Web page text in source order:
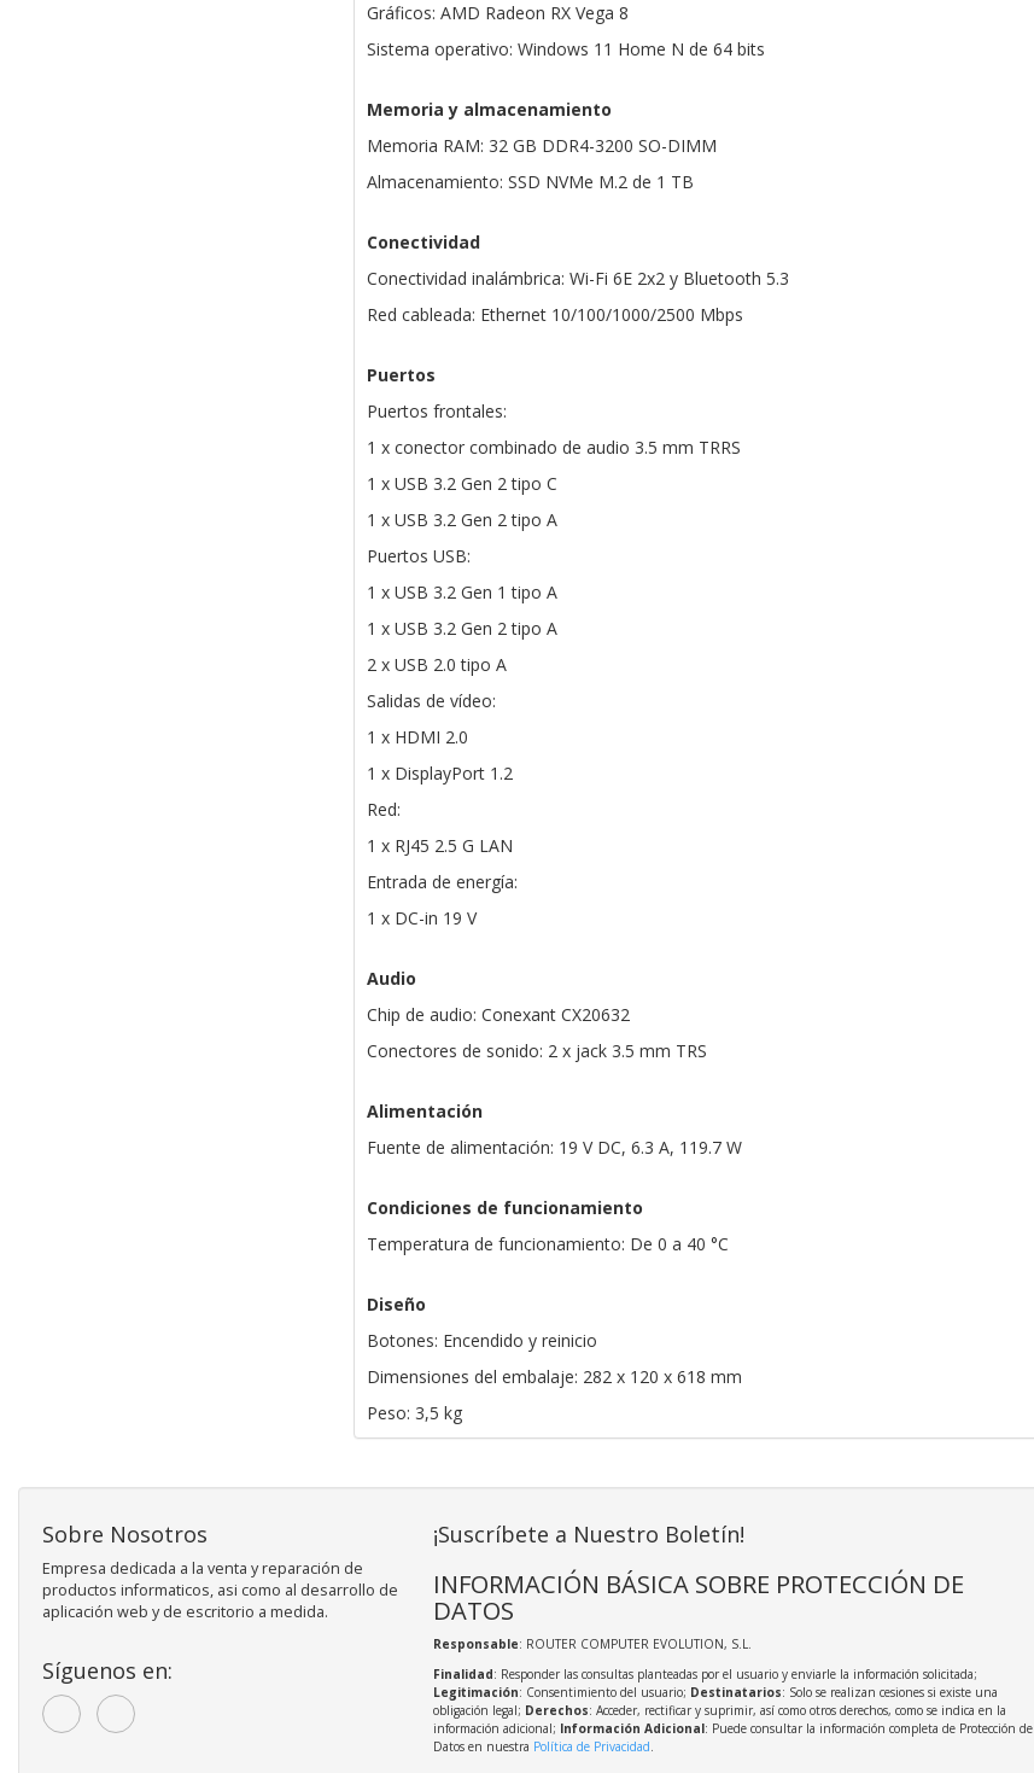
Gráficos: AMD Radeon RX Vega 8
Sistema operativo: Windows 11 Home N de 64 bits
Memoria y almacenamiento
Memoria RAM: 32 GB DDR4-3200 SO-DIMM
Almacenamiento: SSD NVMe M.2 de 1 TB
Conectividad
Conectividad inalámbrica: Wi-Fi 6E 2x2 y Bluetooth 5.3
Red cableada: Ethernet 10/100/1000/2500 Mbps
Puertos
Puertos frontales:
1 x conector combinado de audio 3.5 mm TRRS
1 x USB 3.2 Gen 2 tipo C
1 x USB 3.2 Gen 2 tipo A
Puertos USB:
1 x USB 3.2 Gen 1 tipo A
1 x USB 3.2 Gen 2 tipo A
2 x USB 2.0 tipo A
Salidas de vídeo:
1 x HDMI 2.0
1 x DisplayPort 1.2
Red:
1 x RJ45 2.5 G LAN
Entrada de energía:
1 x DC-in 19 V
Audio
Chip de audio: Conexant CX20632
Conectores de sonido: 2 x jack 3.5 mm TRS
Alimentación
Fuente de alimentación: 19 V DC, 6.3 A, 119.7 W
Condiciones de funcionamiento
Temperatura de funcionamiento: De 0 a 40 °C
Diseño
Botones: Encendido y reinicio
Dimensiones del embalaje: 282 x 120 x 618 mm
Peso: 3,5 kg
Sobre Nosotros
Empresa dedicada a la venta y reparación de
productos informaticos, asi como al desarrollo de
aplicación web y de escritorio a medida.
Síguenos en:
¡Suscríbete a Nuestro Boletín!
INFORMACIÓN BÁSICA SOBRE PROTECCIÓN DE
DATOS
Responsable: ROUTER COMPUTER EVOLUTION, S.L.
Finalidad: Responder las consultas planteadas por el usuario y enviarle la información solicitada;
Legitimación: Consentimiento del usuario; Destinatarios: Solo se realizan cesiones si existe una
obligación legal; Derechos: Acceder, rectificar y suprimir, así como otros derechos, como se indica en la
información adicional; Información Adicional: Puede consultar la información completa de Protección de
Datos en nuestra Política de Privacidad.